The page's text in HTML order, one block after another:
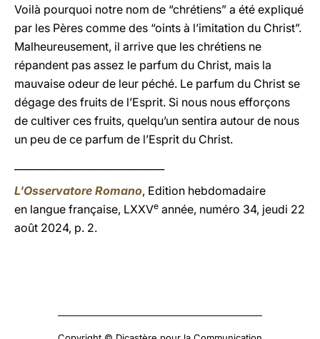
Voilà pourquoi notre nom de “chrétiens” a été expliqué
par les Pères comme des “oints à l’imitation du Christ”.
Malheureusement, il arrive que les chrétiens ne
répandent pas assez le parfum du Christ, mais la
mauvaise odeur de leur péché. Le parfum du Christ se
dégage des fruits de l’Esprit. Si nous nous efforçons
de cultiver ces fruits, quelqu’un sentira autour de nous
un peu de ce parfum de l’Esprit du Christ.
L'Osservatore Romano, Edition hebdomadaire
en langue française, LXXVe année, numéro 34, jeudi 22
août 2024, p. 2.